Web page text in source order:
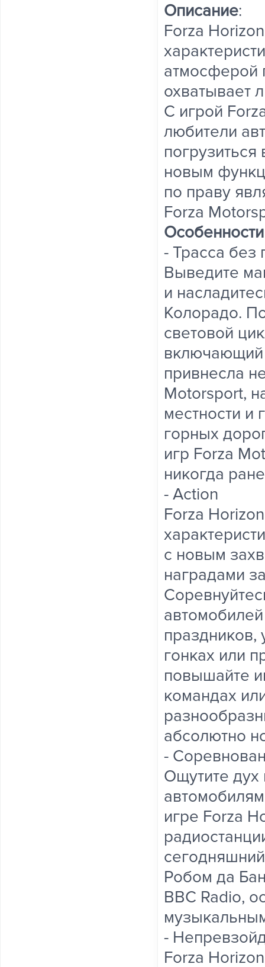
Описание:
Forza
атмосферой
охватывает
С игрой
любители
новым
по праву
Forza
- Трасса без
Выведите
и
Колорадо.
световой
включающий
привнесла
Motorsport,
местности и
горных
игр Forza
никогда
- Action
Forza
с новым
наградами
праздников,
гонках или
повышайте
командах
абсолютно
-
Ощутите дух
игре Forza
Робом да
BBC Radio,
-
Forza